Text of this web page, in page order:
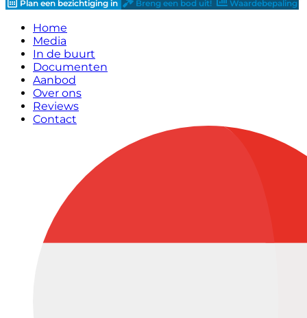
Plan een bezichtiging in
Breng een bod uit! Waardebepaling
Home
Media
In de buurt
Documenten
Aanbod
Over ons
Reviews
Contact